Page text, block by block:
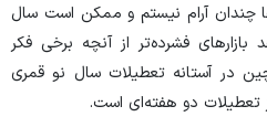
چندان آرام نیستم و ممکن است سال
بازار‌های فشرده‌تر از آنچه برخی فکر
در آستانه تعطیلات سال نو قمری
دو هفته‌ای است.